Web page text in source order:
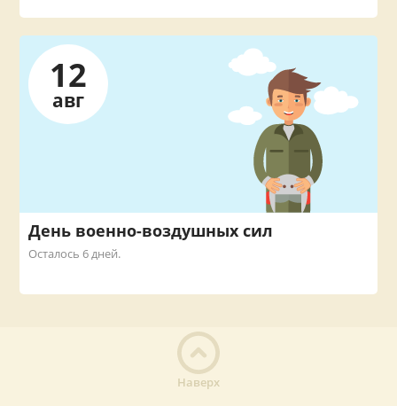
12
авг
День военно-воздушных сил
Осталось 6 дней.
Наверх